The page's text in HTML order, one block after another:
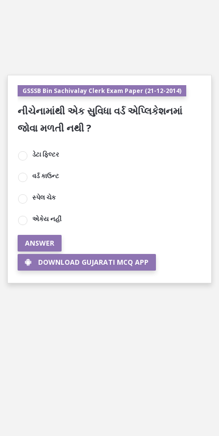
GSSSB Bin Sachivalay Clerk Exam Paper (21-12-2014)
નીચેનામાંથી એક સુવિધા વર્ડ એપ્લિકેશનમાં
જોવા મળતી નથી ?
ડેટા ફિલ્ટર
વર્ડ કાઉન્ટ
સ્પેલ ચેક
એકેય નહીં
ANSWER
DOWNLOAD GUJARATI MCQ APP